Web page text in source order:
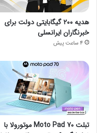
هدیه ۲۰۰ گیگابایتی دولت برای
خبرنگاران ایرانسلی
4 ساعت پیش
تبلت Moto Pad 70 موتورولا با